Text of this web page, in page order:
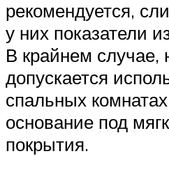
рекомендуется,
у них показатели
В крайнем случае,
допускается
спальных
основание под
покрытия.